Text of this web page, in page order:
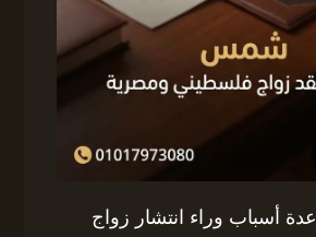
أسباب وراء انتشار زواج